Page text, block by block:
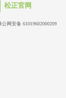
松正官网
公网安备 61019602000209